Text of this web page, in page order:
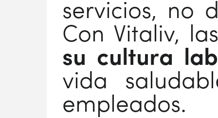
servicios, no
Con Vitaliv,
su cultura
vida
empleados.